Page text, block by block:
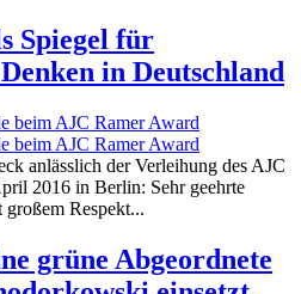
Spiegel für
in Deutschland
anlässlich der Verleihung des AJC
2016 in Berlin: Sehr geehrte
Respekt...
grüne Abgeordnete